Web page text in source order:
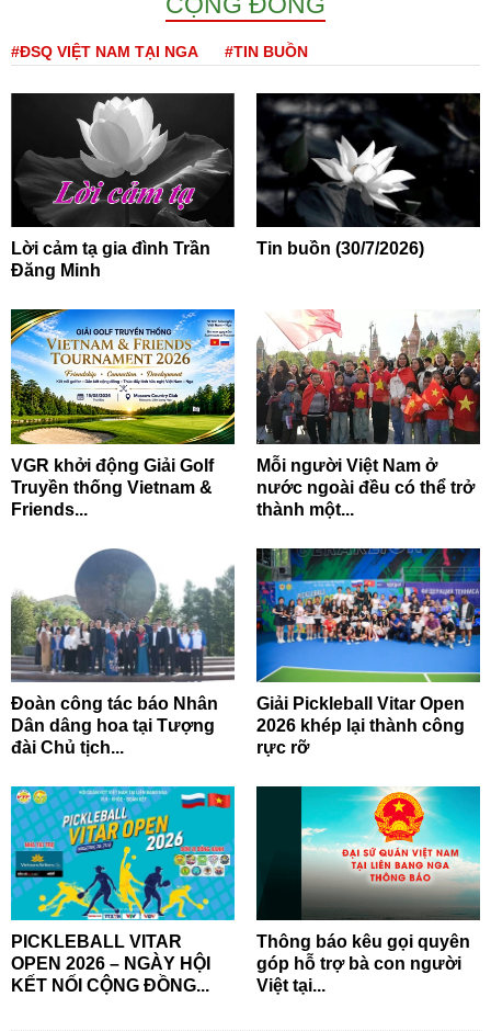
#ĐSQ VIỆT NAM TẠI NGA #TIN BUỒN
Lời cảm tạ gia đình Trần
Đăng Minh
Tin buồn (30/7/2026)
VGR khởi động Giải Golf
Truyền thống Vietnam &
Friends...
Mỗi người Việt Nam ở
nước ngoài đều có thể trở
thành một...
Đoàn công tác báo Nhân
Dân dâng hoa tại Tượng
đài Chủ tịch...
Giải Pickleball Vitar Open
2026 khép lại thành công
rực rỡ
PICKLEBALL VITAR
OPEN 2026 – NGÀY HỘI
KẾT NỐI CỘNG ĐỒNG...
Thông báo kêu gọi quyên
góp hỗ trợ bà con người
Việt tại...